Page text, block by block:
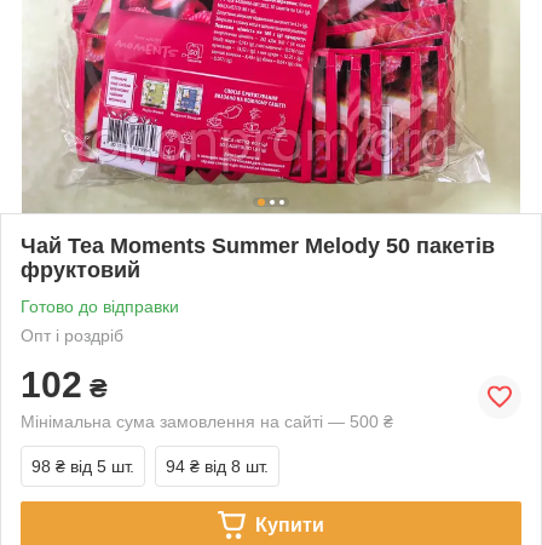
Чай Tea Moments Summer Melody 50 пакетів
фруктовий
Готово до відправки
Опт і роздріб
102 ₴
Мінімальна сума замовлення на сайті — 500 ₴
98 ₴ від 5 шт. 94 ₴ від 8 шт.
Купити